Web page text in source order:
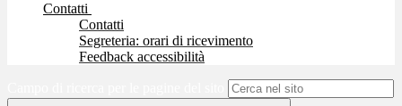
Contatti
Contatti
Segreteria: orari di ricevimento
Feedback accessibilità